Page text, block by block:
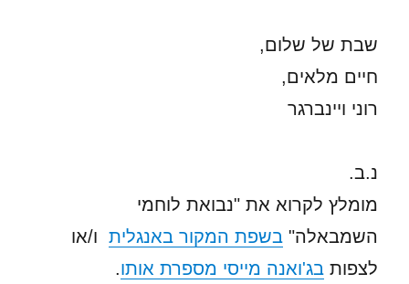
שבת של שלום,
חיים מלאים,
רוני ויינברגר
נ.ב.
מומלץ לקרוא את "נבואת לוחמי
השמבאלה"בשפת המקור באנגלית ו/או
לצפותבג'ואנה מייסי מספרת אותו.